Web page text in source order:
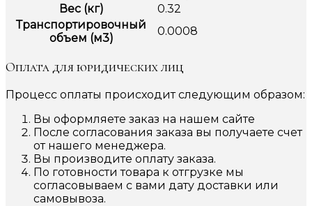
Вес (кг)
0.32
Транспортировочный
объем (м3)
0.0008
Оплата для юридических лиц
Процесс оплаты происходит следующим образом:
Вы оформляете заказ на нашем сайте
После согласования заказа вы получаете счет
от нашего менеджера.
Вы производите оплату заказа.
По готовности товара к отгрузке мы
согласовываем с вами дату доставки или
самовывоза.